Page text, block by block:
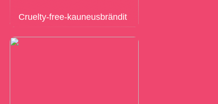
Cruelty-free-kauneusbrändit